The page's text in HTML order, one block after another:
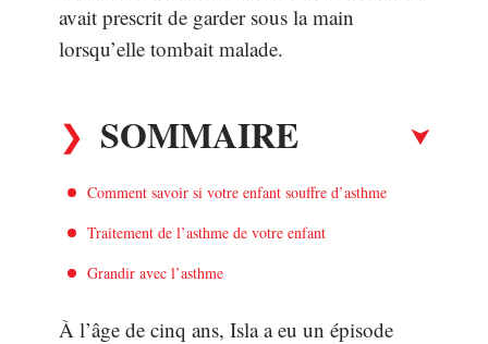
avait prescrit de garder sous la main
lorsqu’elle tombait malade.
SOMMAIRE
Comment savoir si votre enfant souffre d’asthme
Traitement de l’asthme de votre enfant
Grandir avec l’asthme
À l’âge de cinq ans, Isla a eu un épisode